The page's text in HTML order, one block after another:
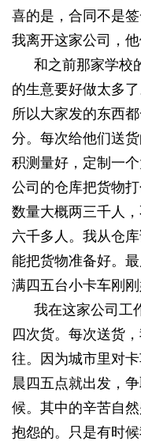
喜的是，合同不是
我离开这家公司，
和之前那家学校
的生意要好做太多
所以大家发的东西
分。每次给他们送
积测量好，定制一
公司的仓库把货物
数量大概两三千人
六千多人。我从仓
能把货物准备好。
满四五台小卡车刚刚
我在这家公司工
四次货。每次送货
往。因为城市里对
晨四五点就出发，
候。其中的辛苦自
抱怨的。只是有时